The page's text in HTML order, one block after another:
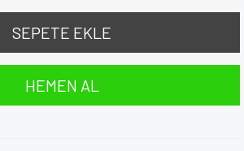
SEPETE EKLE
HEMEN AL